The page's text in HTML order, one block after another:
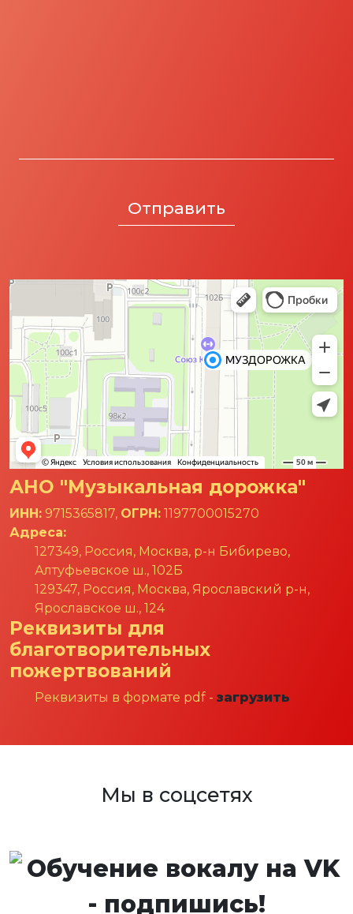
АНО "Музыкальная дорожка"
ИНН: 9715365817, ОГРН: 1197700015270
Адреса:
127349, Россия, Москва, р-н Бибирево,
Алтуфьевское ш., 102Б
129347, Россия, Москва, Ярославский р-н,
Ярославское ш., 124
Реквизиты для
благотворительных
пожертвований
Реквизиты в формате pdf - загрузить
Мы в соцсетях